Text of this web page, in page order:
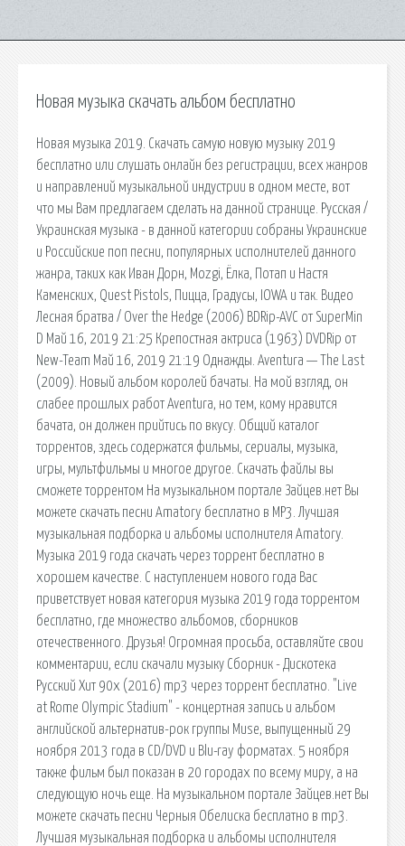
Новая музыка скачать альбом бесплатно
Новая музыка 2019. Скачать самую новую музыку 2019
бесплатно или слушать онлайн без регистрации, всех жанров
и направлений музыкальной индустрии в одном месте, вот
что мы Вам предлагаем сделать на данной странице. Русская /
Украинская музыка - в данной категории собраны Украинские
и Российские поп песни, популярных исполнителей данного
жанра, таких как Иван Дорн, Mozgi, Ёлка, Потап и Настя
Каменских, Quest Pistols, Пицца, Градусы, IOWA и так. Видео
Лесная братва / Over the Hedge (2006) BDRip-AVC от SuperMin
D Май 16, 2019 21:25 Крепостная актриса (1963) DVDRip от
New-Team Май 16, 2019 21:19 Однажды. Aventura — The Last
(2009). Новый альбом королей бачаты. На мой взгляд, он
слабее прошлых работ Aventura, но тем, кому нравится
бачата, он должен прийтись по вкусу. Общий каталог
торрентов, здесь содержатся фильмы, сериалы, музыка,
игры, мультфильмы и многое другое. Скачать файлы вы
сможете торрентом На музыкальном портале Зайцев.нет Вы
можете скачать песни Amatory бесплатно в MP3. Лучшая
музыкальная подборка и альбомы исполнителя Amatory.
Музыка 2019 года скачать через торрент бесплатно в
хорошем качестве. С наступлением нового года Вас
приветствует новая категория музыка 2019 года торрентом
бесплатно, где множество альбомов, сборников
отечественного. Друзья! Огромная просьба, оставляйте свои
комментарии, если скачали музыку Сборник - Дискотека
Русский Хит 90х (2016) mp3 через торрент бесплатно. "Live
at Rome Olympic Stadium" - концертная запись и альбом
английской альтернатив-рок группы Muse, выпущенный 29
ноября 2013 года в CD/DVD и Blu-ray форматах. 5 ноября
также фильм был показан в 20 городах по всему миру, а на
следующую ночь еще. На музыкальном портале Зайцев.нет Вы
можете скачать песни Черныя Обелиска бесплатно в mp3.
Лучшая музыкальная подборка и альбомы исполнителя